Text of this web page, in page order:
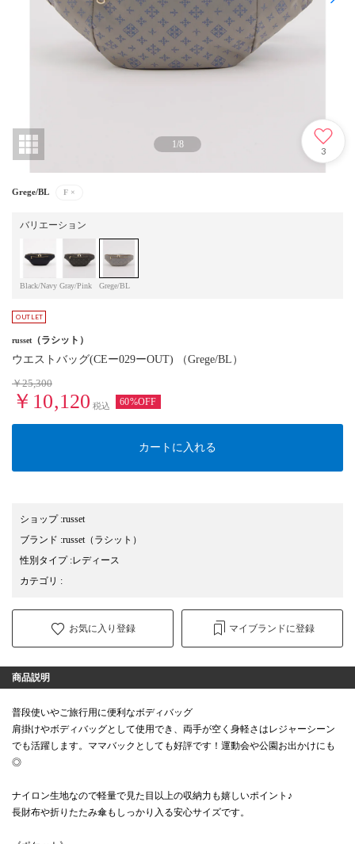
1/8
3
Grege/BL F ×
バリエーション
Black/Navy Gray/Pink Grege/BL
russet （ラシット）
ウエストバッグ(CEー029ーOUT) （Grege/BL）
￥25,300
￥10,120 税込 60%OFF
カートに入れる
ショップ:russet
ブランド :russet （ラシット）
性別タイプ:レディース
カテゴリ :
お気に入り登録 マイブランドに登録
商品説明
普段使いやご旅行用に便利なボディバッグ
肩掛けやボディバッグとして使用でき、両手が空く身軽さはレジャーシーン
でも活躍します。ママバックとしても好評です！運動会や公園お出かけにも
◎
ナイロン生地なので軽量で見た目以上の収納力も嬉しいポイント♪
長財布や折りたたみ傘もしっかり入る安心サイズです。